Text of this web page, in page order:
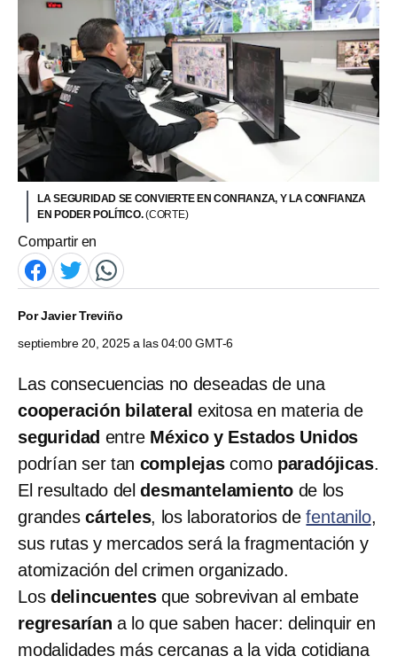
LA SEGURIDAD SE CONVIERTE EN CONFIANZA, Y LA CONFIANZA
EN PODER POLÍTICO.(CORTE)
Compartir en
PorJavier Treviño
septiembre 20, 2025 a las 04:00 GMT-6
Las consecuencias no deseadas de una
cooperación bilateral exitosa en materia de
seguridad entre México y Estados Unidos
podrían ser tan complejascomo paradójicas.
El resultado deldesmantelamiento de los
grandes cárteles, los laboratorios defentanilo,
sus rutas y mercados será la fragmentación y
atomización del crimen organizado.
Los delincuentesque sobrevivan al embate
regresarían a lo que saben hacer: delinquir en
modalidades más cercanas a la vida cotidiana